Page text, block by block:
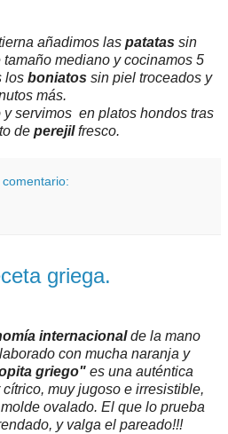
añadimos las patatas sin
mediano y cocinamos 5
los boniatos sin piel troceados y
más.
servimos en platos hondos tras
de perejilfresco.
comentario:
griega.
internacionalde la mano
con mucha naranja y
griego" es una auténtica
muy jugoso e irresistible,
ovalado. El que lo prueba
y valga el pareado!!!